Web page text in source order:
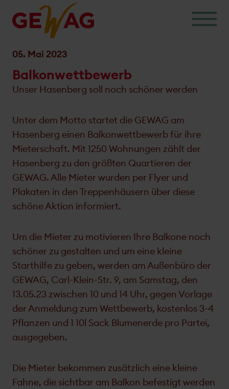
content
05. Mai 2023
Balkonwettbewerb
Unser Hasenberg soll noch schöner werden
Unter dem Motto startet die GEWAG am
Hasenberg einen Balkonwettbewerb für ihre
Mieterschaft. Mit 1250 Wohnungen zählt der
Hasenberg zu den größten Quartieren der
GEWAG. Alle Mieter wurden per Flyer und
Plakaten in den Treppenhäusern über diese
schöne Aktion informiert.
Um die Mieter zu motivieren Ihre Balkone noch
schöner zu gestalten und um eine kleine
Starthilfe zu geben, werden am Außenbüro der
GEWAG, Carl-Klein-Str. 9, am Samstag, den
13.05.23 zwischen 10 und 14 Uhr, gegen Vorlage
der Anmeldung zum Wettbewerb, kostenlos 3-4
Pflanzen und 1 10l Sack Blumenerde pro Partei,
ausgegeben.
Die Mieter bekommen zusätzlich eine kleine
Fahne, die sichtbar am Balkon befestigt werden